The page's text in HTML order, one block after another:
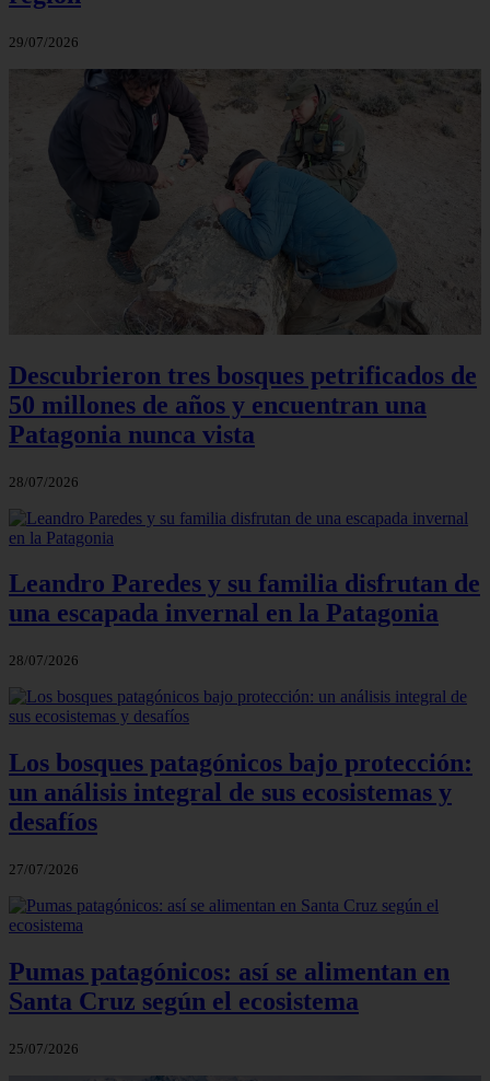
29/07/2026
Descubrieron tres bosques petrificados de
50 millones de años y encuentran una
Patagonia nunca vista
28/07/2026
Leandro Paredes y su familia disfrutan de
una escapada invernal en la Patagonia
28/07/2026
Los bosques patagónicos bajo protección:
un análisis integral de sus ecosistemas y
desafíos
27/07/2026
Pumas patagónicos: así se alimentan en
Santa Cruz según el ecosistema
25/07/2026